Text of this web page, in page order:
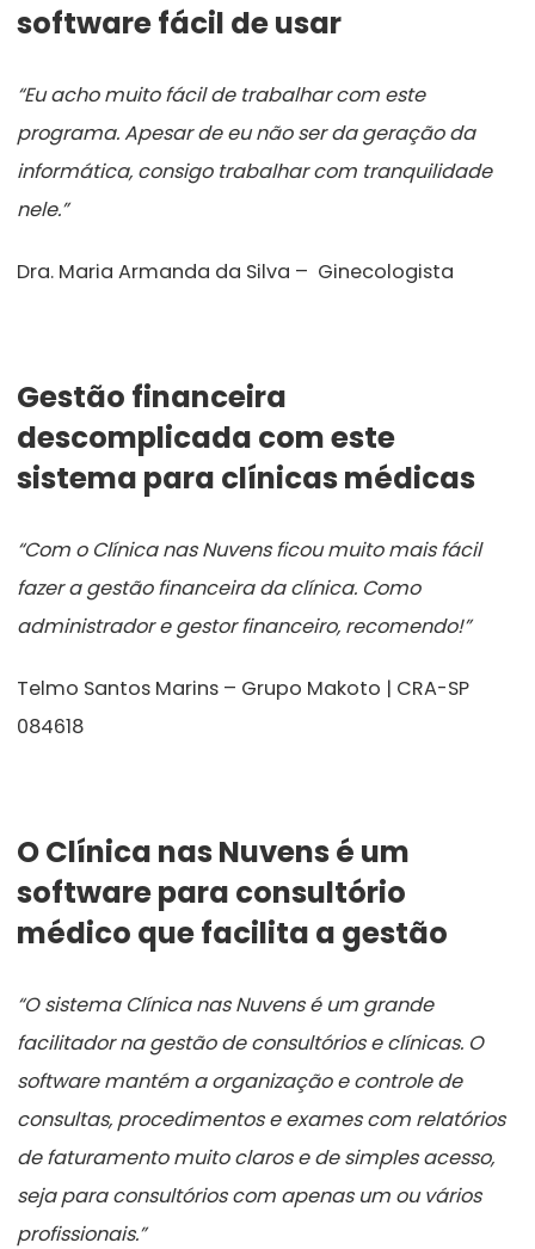
software fácil de usar
“Eu acho muito fácil de trabalhar com este
programa. Apesar de eu não ser da geração da
informática, consigo trabalhar com tranquilidade
nele.”
Dra. Maria Armanda da Silva – Ginecologista
Gestão financeira
descomplicada com este
sistema para clínicas médicas
“Com o Clínica nas Nuvens ficou muito mais fácil
fazer a gestão financeira da clínica. Como
administrador e gestor financeiro, recomendo!”
Telmo Santos Marins – Grupo Makoto | CRA-SP
084618
O Clínica nas Nuvens é um
software para consultório
médico que facilita a gestão
“O sistema Clínica nas Nuvens é um grande
facilitador na gestão de consultórios e clínicas. O
software mantém a organização e controle de
consultas, procedimentos e exames com relatórios
de faturamento muito claros e de simples acesso,
seja para consultórios com apenas um ou vários
profissionais.”